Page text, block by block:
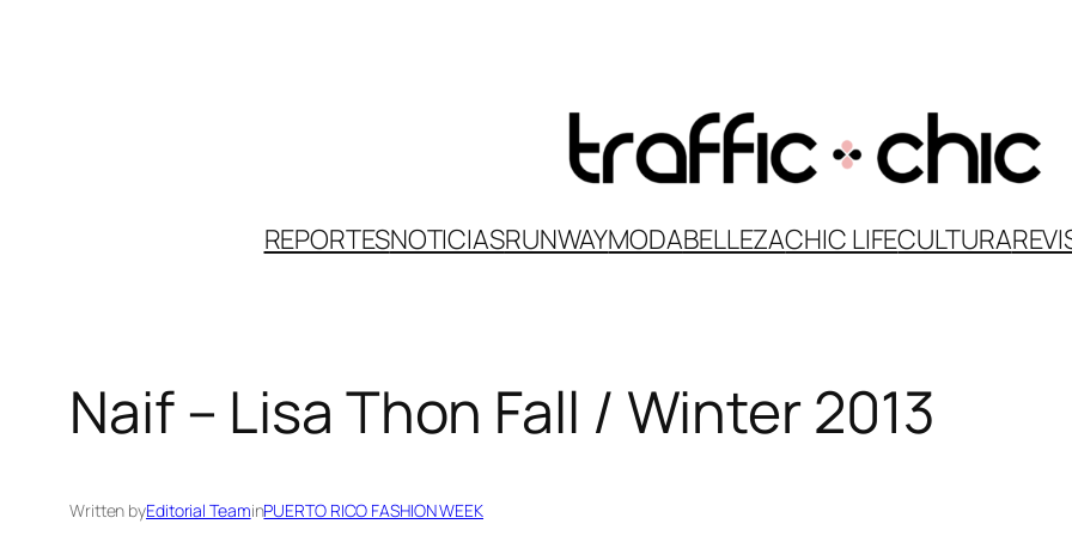
REPORTESNOTICIASRUNWAYMODABELLEZACHIC LIFECULTURA
Naif – Lisa Thon Fall / Winter 2013
Written byEditorial TeaminPUERTO RICO FASHION WEEK